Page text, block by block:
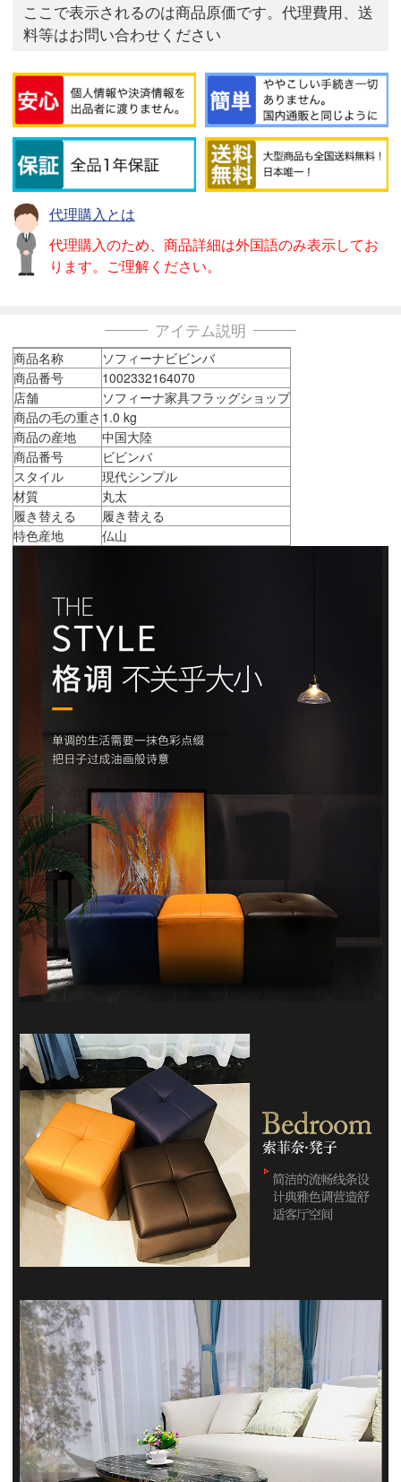
ここで表示されるのは商品原価です。代理費用、送
料等はお問い合わせください
代理購入とは
代理購入のため、商品詳細は外国語のみ表示してお
ります。ご理解ください。
アイテム説明
商品名称
ソフィーナビビンバ
商品番号
1002332164070
店舗
ソフィーナ家具フラッグショップ
商品の毛の重さ 1.0 kg
商品の産地
中国大陸
商品番号
ビビンバ
スタイル
現代シンプル
材質
丸太
履き替える
履き替える
特色産地
仏山